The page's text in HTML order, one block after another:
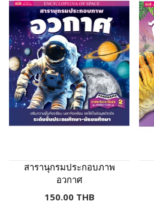
สารานุกรมประกอบภาพ
อวกาศ
150.00 THB